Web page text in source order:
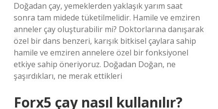
Doğadan çay, yemeklerden yaklaşık yarım saat
sonra tam midede tüketilmelidir. Hamile ve emziren
anneler çay oluşturabilir mi? Doktorlarına danışarak
özel bir dans benzeri, karışık bitkisel çaylara sahip
hamile ve emziren annelere özel bir fonksiyonel
etkiye sahip öneriyoruz. Doğadan Doğan, ne
şaşırdıkları, ne merak ettikleri
Forx5 çay nasıl kullanılır?